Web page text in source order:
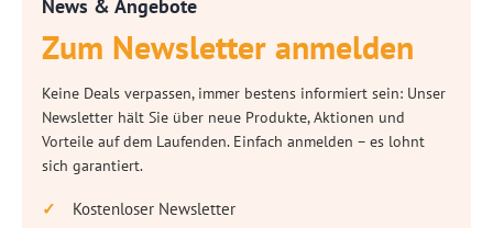
News & Angebote
Zum Newsletter anmelden
Keine Deals verpassen, immer bestens informiert sein: Unser
Newsletter hält Sie über neue Produkte, Aktionen und
Vorteile auf dem Laufenden. Einfach anmelden – es lohnt
sich garantiert.
Kostenloser Newsletter